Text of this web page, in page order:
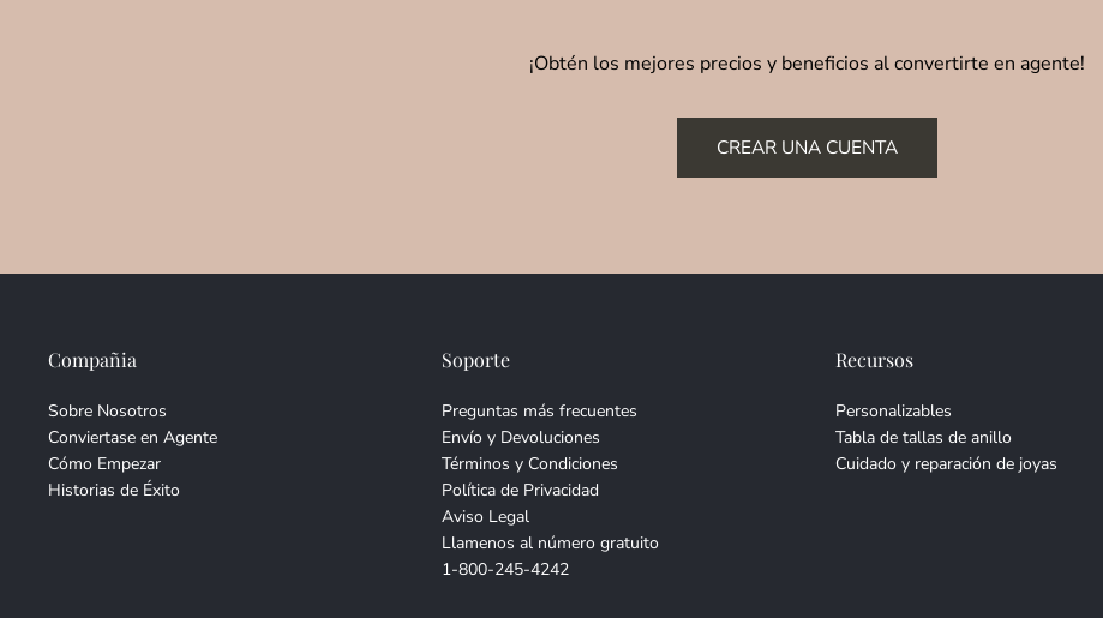
¡Obtén los mejores precios y beneficios al convertirte en agente!
CREAR UNA CUENTA
Compañia
Sobre Nosotros
Conviertase en Agente
Cómo Empezar
Historias de Éxito
Soporte
Preguntas más frecuentes
Envío y Devoluciones
Términos y Condiciones
Política de Privacidad
Aviso Legal
Llamenos al número gratuito
1-800-245-4242
Recursos
Personalizables
Tabla de tallas de anillo
Cuidado y reparación de joyas